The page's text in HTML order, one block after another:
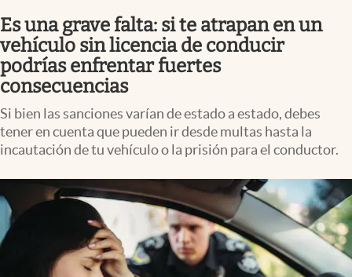
Espiritual
Streaming
Lifestyle
Es una grave falta: si te atrapan en un
vehículo sin licencia de conducir
podrías enfrentar fuertes
consecuencias
Si bien las sanciones varían de estado a estado, debes
tener en cuenta que pueden ir desde multas hasta la
incautación de tu vehículo o la prisión para el conductor.